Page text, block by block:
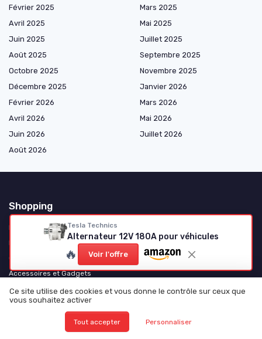
Tesla Technics
Alternateur 12V 180A pour véhicules
🔥 Voir l'offre
Février 2025
Mars 2025
Avril 2025
Mai 2025
Juin 2025
Juillet 2025
Août 2025
Septembre 2025
Octobre 2025
Novembre 2025
Décembre 2025
Janvier 2026
Février 2026
Mars 2026
Avril 2026
Mai 2026
Juin 2026
Juillet 2026
Août 2026
Shopping
Pièces Mécaniques
Électricité et Électronique
Consommables et Entretien
Accessoires et Gadgets
Tuning et Personnalisation
Motos et Scooters
Camping-Cars et Vans Aménagés
Poids Lourds et Utilitaires
Ce site utilise des cookies et vous donne le contrôle sur ceux que
vous souhaitez activer
Tout accepter Personnaliser